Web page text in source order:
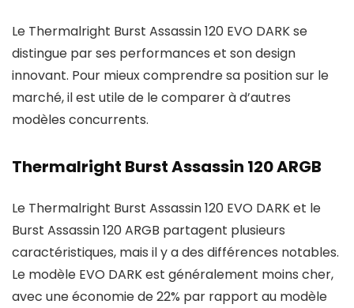
Le Thermalright Burst Assassin 120 EVO DARK se
distingue par ses performances et son design
innovant. Pour mieux comprendre sa position sur le
marché, il est utile de le comparer à d’autres
modèles concurrents.
Thermalright Burst Assassin 120 ARGB
Le Thermalright Burst Assassin 120 EVO DARK et le
Burst Assassin 120 ARGB partagent plusieurs
caractéristiques, mais il y a des différences notables.
Le modèle EVO DARK est généralement moins cher,
avec une économie de 22% par rapport au modèle